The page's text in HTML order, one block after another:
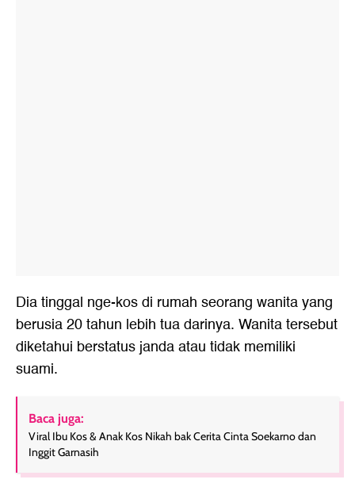
Dia tinggal nge-kos di rumah seorang wanita yang
berusia 20 tahun lebih tua darinya. Wanita tersebut
diketahui berstatus janda atau tidak memiliki
suami.
Baca juga:
Viral Ibu Kos & Anak Kos Nikah bak Cerita Cinta Soekarno dan
Inggit Garnasih